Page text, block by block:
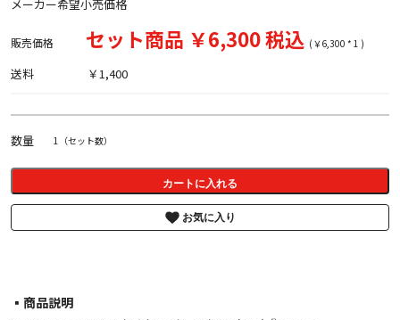
メーカー希望小売価格
販売価格 セット商品 ￥6,300 税込 (￥6,300 * 1 )
送料 ￥1,400
数量 1（セット数）
カートに入れる
お気に入り
▪︎商品説明